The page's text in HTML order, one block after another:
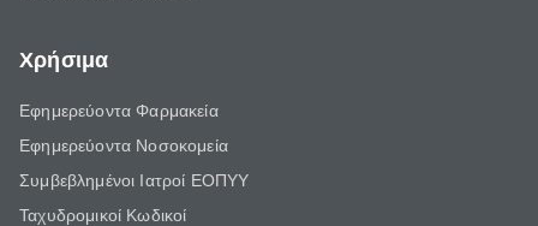
Χρήσιμα
Εφημερεύοντα Φαρμακεία
Εφημερεύοντα Νοσοκομεία
Συμβεβλημένοι Ιατροί ΕΟΠΥΥ
Ταχυδρομικοί Κωδικοί